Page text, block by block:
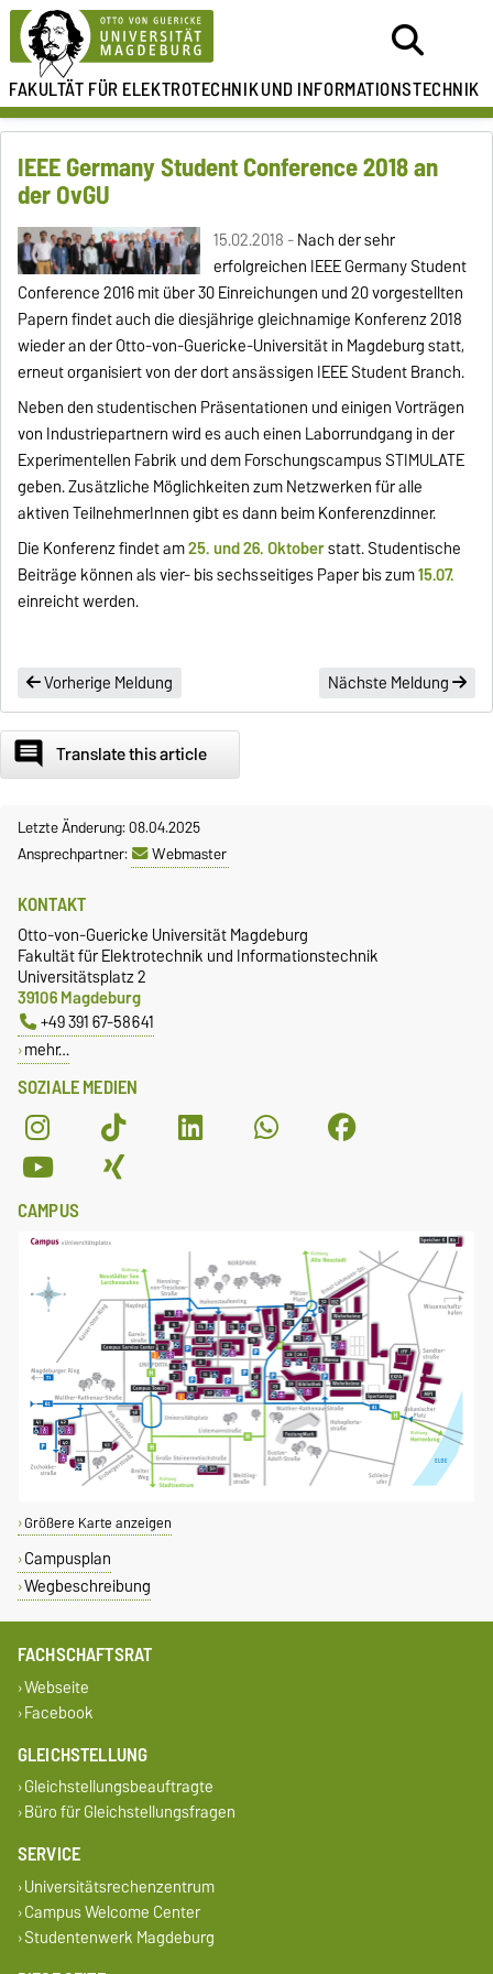
FAKULTÄT FÜR ELEKTROTECHNIKUND INFORMATIONSTECHNIK
IEEE Germany Student Conference 2018 an
der OvGU
15.02.2018 -Nach der sehr
erfolgreichen IEEE Germany Student
Conference 2016 mit über 30 Einreichungen und 20 vorgestellten
Papern findet auch die diesjährige gleichnamige Konferenz 2018
wieder an der Otto-von-Guericke-Universität in Magdeburg statt,
erneut organisiert von der dort ansässigen IEEE Student Branch.
Neben den studentischen Präsentationen und einigen Vorträgen
von Industriepartnern wird es auch einen Laborrundgang in der
Experimentellen Fabrik und dem Forschungscampus STIMULATE
geben. Zusätzliche Möglichkeiten zum Netzwerken für alle
aktiven TeilnehmerInnen gibt es dann beim Konferenzdinner.
Die Konferenz findet am25. und 26. Oktoberstatt. Studentische
Beiträge können als vier- bis sechsseitiges Paper bis zum15.07.
einreicht werden.
Vorherige Meldung Nächste Meldung
comment Translate this article
Letzte Änderung: 08.04.2025
Ansprechpartner:
Webmaster
SOZIALE MEDIEN
KONTAKT
Otto-von-Guericke Universität Magdeburg
Fakultät für Elektrotechnik und Informationstechnik
Universitätsplatz 2
39106 Magdeburg
+49 391 67-58641
mehr…
CAMPUS
Größere Karte anzeigen
Campusplan
Wegbeschreibung
FACHSCHAFTSRAT
Webseite
Facebook
GLEICHSTELLUNG
Gleichstellungsbeauftragte
Büro für Gleichstellungsfragen
SERVICE
Universitätsrechenzentrum
Campus Welcome Center
Studentenwerk Magdeburg